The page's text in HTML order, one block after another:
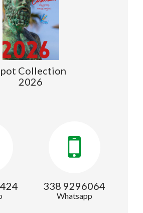
Collection
2026
338 9296064
Whatsapp